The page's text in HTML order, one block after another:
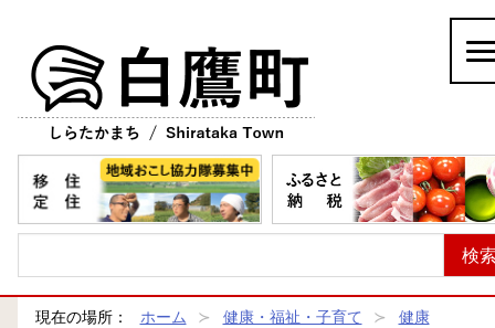
現在の場所： ホーム 健康・福祉・子育て
健康